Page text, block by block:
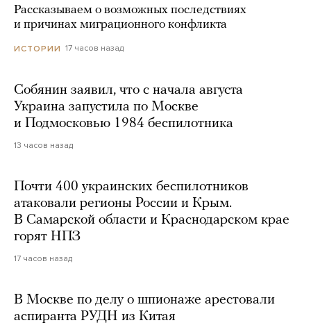
Рассказываем о возможных последствиях
и причинах миграционного конфликта
ИСТОРИИ 17 часов назад
Собянин заявил, что с начала августа
Украина запустила по Москве
и Подмосковью 1984 беспилотника
13 часов назад
Почти 400 украинских беспилотников
атаковали регионы России и Крым.
В Самарской области и Краснодарском крае
горят НПЗ
17 часов назад
В Москве по делу о шпионаже арестовали
аспиранта РУДН из Китая